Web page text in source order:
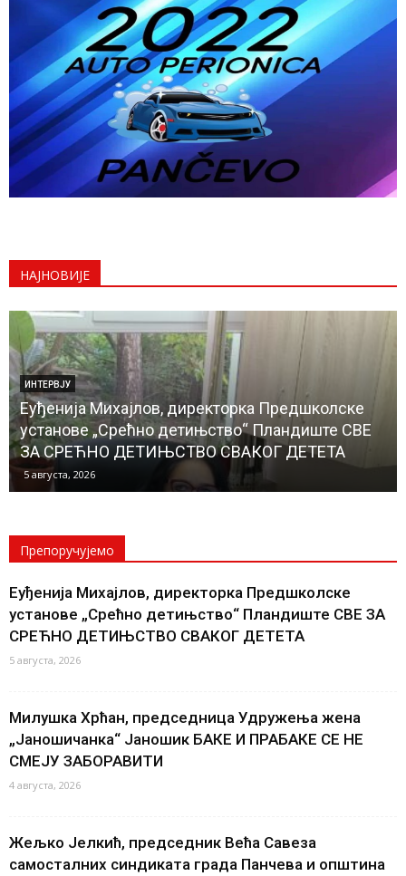
НАЈНОВИЈЕ
ДРУШТВО
Милушка Хрћан, председница Удружења жена
„Јаношичанка“ Јаношик БАКЕ И ПРАБАКЕ СЕ НЕ
СМЕЈУ ЗАБОРАВИТИ
4 августа, 2026
Препоручујемо
Еуђенија Михајлов, директорка Предшколске
установе „Срећно детињство“ Пландиште СВЕ ЗА
СРЕЋНО ДЕТИЊСТВО СВАКОГ ДЕТЕТА
5 августа, 2026
Милушка Хрћан, председница Удружења жена
„Јаношичанка“ Јаношик БАКЕ И ПРАБАКЕ СЕ НЕ
СМЕЈУ ЗАБОРАВИТИ
4 августа, 2026
Жељко Јелкић, председник Већа Савеза
самосталних синдиката града Панчева и општина